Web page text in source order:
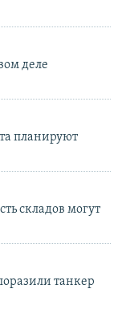
деле
планируют
складов могут
танкер